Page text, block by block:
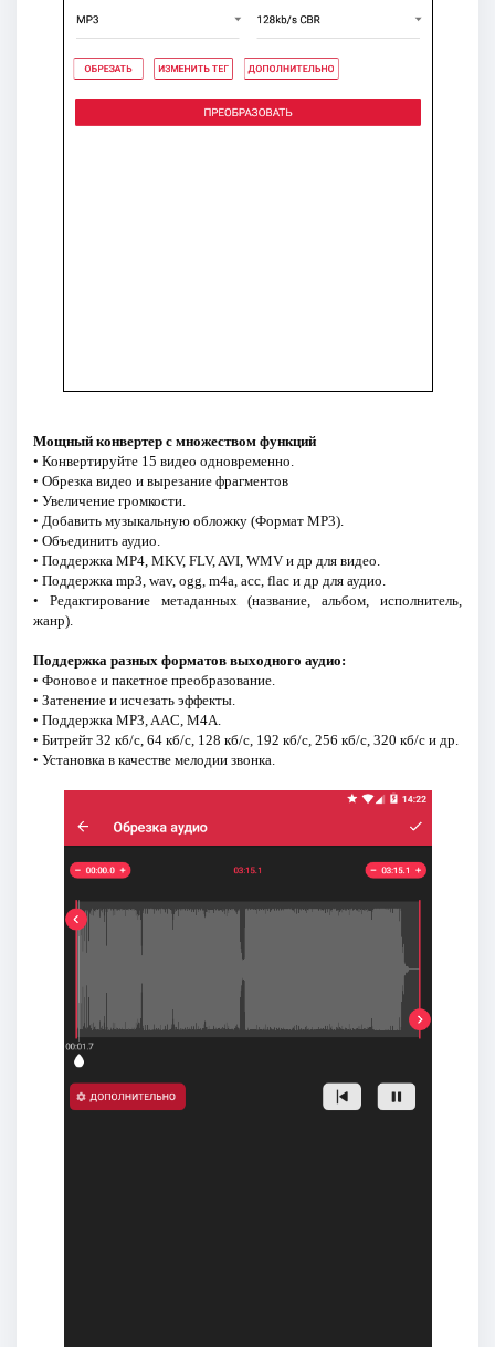
Мощный конвертер с множеством функций
• Конвертируйте 15 видео одновременно.
• Обрезка видео и вырезание фрагментов
• Увеличение громкости.
• Добавить музыкальную обложку (Формат MP3).
• Объединить аудио.
• Поддержка MP4, MKV, FLV, AVI, WMV и др для видео.
• Поддержка mp3, wav, ogg, m4a, acc, flac и др для аудио.
• Редактирование метаданных (название, альбом, исполнитель,
жанр).
Поддержка разных форматов выходного аудио:
• Фоновое и пакетное преобразование.
• Затенение и исчезать эффекты.
• Поддержка MP3, AAC, M4A.
• Битрейт 32 кб/с, 64 кб/с, 128 кб/с, 192 кб/с, 256 кб/с, 320 кб/с и др.
• Установка в качестве мелодии звонка.